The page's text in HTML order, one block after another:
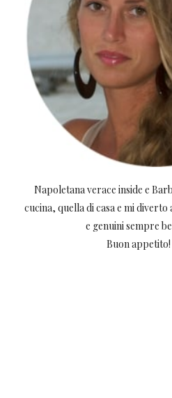
Napoletana verace inside e
cucina, quella di casa e mi
e genuini sempre
Buon